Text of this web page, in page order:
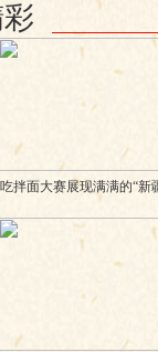
吃拌面大赛展现满满的“新